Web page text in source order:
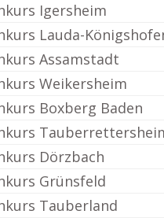
Igersheim
Lauda-
Assamstadt
Weikersheim
Boxberg Baden
Dörzbach
Grünsfeld
Tauberland